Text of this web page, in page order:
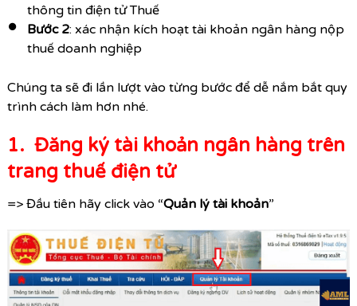
thông tin điện tử Thuế
Bước 2: xác nhận kích hoạt tài khoản ngân hàng nộp
thuế doanh nghiệp
Chúng ta sẽ đi lần lượt vào từng bước để dễ nắm bắt quy
trình cách làm hơn nhé.
1. Đăng ký tài khoản ngân hàng trên
trang thuế điện tử
=> Đầu tiên hãy click vào “Quản lý tài khoản”